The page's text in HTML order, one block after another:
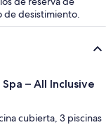
de desistimiento.
– All Inclusive
cubierta, 3 piscinas